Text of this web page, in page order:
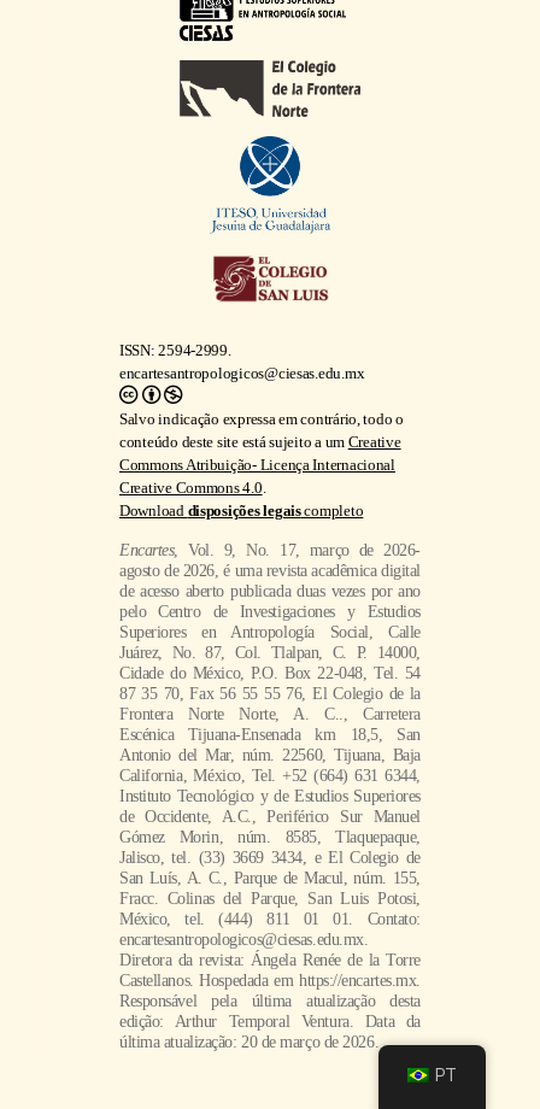
ISSN: 2594-2999.
encartesantropologicos@ciesas.edu.mx
Salvo indicação expressa em contrário, todo o
conteúdo deste site está sujeito a um Creative
Commons Atribuição- Licença Internacional
Creative Commons 4.0
Download disposições legaiscompleto
Encartes, Vol. 9, No. 17, março de 2026-
agosto de 2026, é uma revista acadêmica digital
de acesso aberto publicada duas vezes por ano
pelo Centro de Investigaciones y Estudios
Superiores en Antropología Social, Calle
Juárez, No. 87, Col. Tlalpan, C. P. 14000,
Cidade do México, P.O. Box 22-048, Tel. 54
87 35 70, Fax 56 55 55 76, El Colegio de la
Frontera Norte Norte, A. C.., Carretera
Escénica Tijuana-Ensenada km 18,5, San
Antonio del Mar, núm. 22560, Tijuana, Baja
California, México, Tel. +52 (664) 631 6344,
Instituto Tecnológico y de Estudios Superiores
de Occidente, A.C., Periférico Sur Manuel
Gómez Morin, núm. 8585, Tlaquepaque,
Jalisco, tel. (33) 3669 3434, e El Colegio de
San Luís, A. C., Parque de Macul, núm. 155,
Fracc. Colinas del Parque, San Luis Potosi,
México, tel. (444) 811 01 01. Contato:
encartesantropologicos@ciesas.edu.mx.
Diretora da revista: Ángela Renée de la Torre
Castellanos. Hospedada em https://encartes.mx.
Responsável pela última atualização desta
edição: Arthur Temporal Ventura. Data da
última atualização: 20 de março de 2026.
PT